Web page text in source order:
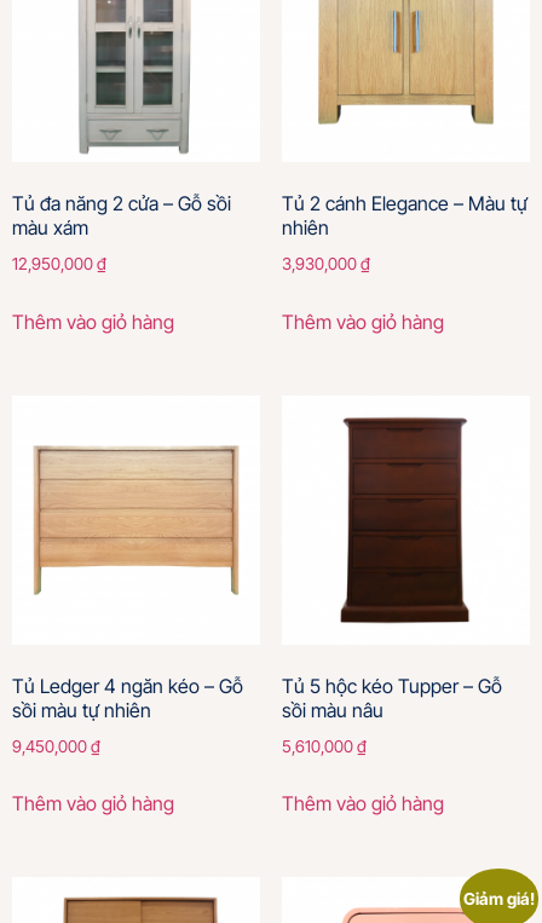
Tủ đa năng 2 cửa – Gỗ sồi
màu xám
12,950,000₫
Thêm vào giỏ hàng
Tủ 2 cánh Elegance – Màu tự
nhiên
3,930,000₫
Thêm vào giỏ hàng
Tủ Ledger 4 ngăn kéo – Gỗ
sồi màu tự nhiên
9,450,000₫
Thêm vào giỏ hàng
Tủ 5 hộc kéo Tupper – Gỗ
sồi màu nâu
5,610,000₫
Thêm vào giỏ hàng
Giảm giá!